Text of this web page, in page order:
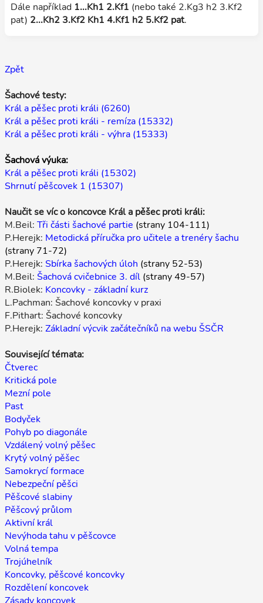
Dále například 1...Kh1 2.Kf1 (nebo také 2.Kg3 h2 3.Kf2
pat) 2...Kh2 3.Kf2 Kh1 4.Kf1 h2 5.Kf2 pat.
Zpět
Šachové testy:
Král a pěšec proti králi (6260)
Král a pěšec proti králi - remíza (15332)
Král a pěšec proti králi - výhra (15333)
Šachová výuka:
Král a pěšec proti králi (15302)
Shrnutí pěšcovek 1 (15307)
Naučit se víc o koncovce Král a pěšec proti králi:
M.Beil: Tři části šachové partie (strany 104-111)
P.Herejk: Metodická příručka pro učitele a trenéry šachu
(strany 71-72)
P.Herejk: Sbírka šachových úloh (strany 52-53)
M.Beil: Šachová cvičebnice 3. díl (strany 49-57)
R.Biolek: Koncovky - základní kurz
L.Pachman: Šachové koncovky v praxi
F.Pithart: Šachové koncovky
P.Herejk: Základní výcvik začátečníků na webu ŠSČR
Související témata:
Čtverec
Kritická pole
Mezní pole
Past
Bodyček
Pohyb po diagonále
Vzdálený volný pěšec
Krytý volný pěšec
Samokrycí formace
Nebezpeční pěšci
Pěšcové slabiny
Pěšcový průlom
Aktivní král
Nevýhoda tahu v pěšcovce
Volná tempa
Trojúhelník
Koncovky, pěšcové koncovky
Rozdělení koncovek